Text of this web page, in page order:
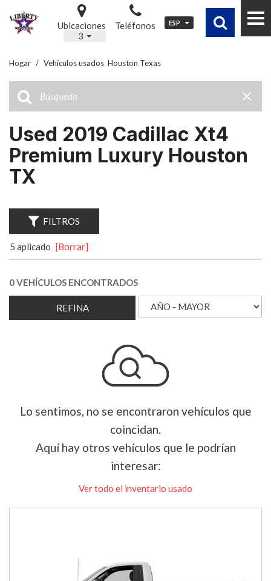
Ubicaciones
3
Teléfonos ESP
Hogar / Vehículos usados ​ Houston Texas
Used 2019 Cadillac Xt4
Premium Luxury Houston
TX
FILTROS
5 aplicado [Borrar]
0 VEHÍCULOS ENCONTRADOS
REFINA
Lo sentimos, no se encontraron vehículos que
coincidan.
Aquí hay otros vehículos que le podrían
interesar:
Ver todo el inventario usado